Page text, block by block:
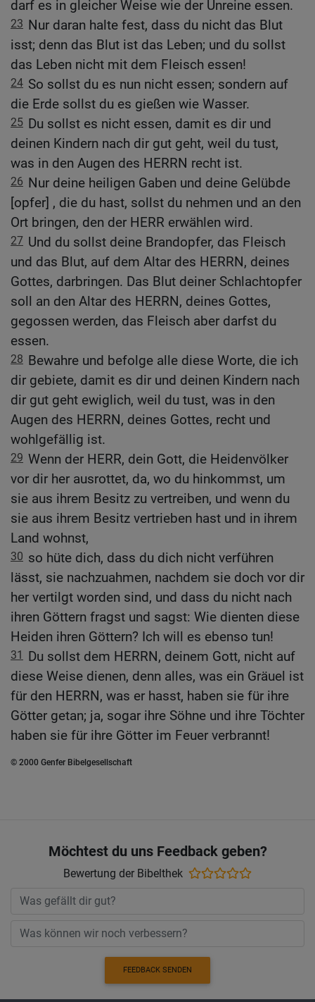
darf es in gleicher Weise wie der Unreine essen.
23 Nur daran halte fest, dass du nicht das Blut
isst; denn das Blut ist das Leben; und du sollst
das Leben nicht mit dem Fleisch essen!
24 So sollst du es nun nicht essen; sondern auf
die Erde sollst du es gießen wie Wasser.
25 Du sollst es nicht essen, damit es dir und
deinen Kindern nach dir gut geht, weil du tust,
was in den Augen des HERRN recht ist.
26 Nur deine heiligen Gaben und deine Gelübde
[opfer] , die du hast, sollst du nehmen und an den
Ort bringen, den der HERR erwählen wird.
27 Und du sollst deine Brandopfer, das Fleisch
und das Blut, auf dem Altar des HERRN, deines
Gottes, darbringen. Das Blut deiner Schlachtopfer
soll an den Altar des HERRN, deines Gottes,
gegossen werden, das Fleisch aber darfst du
essen.
28 Bewahre und befolge alle diese Worte, die ich
dir gebiete, damit es dir und deinen Kindern nach
dir gut geht ewiglich, weil du tust, was in den
Augen des HERRN, deines Gottes, recht und
wohlgefällig ist.
29 Wenn der HERR, dein Gott, die Heidenvölker
vor dir her ausrottet, da, wo du hinkommst, um
sie aus ihrem Besitz zu vertreiben, und wenn du
sie aus ihrem Besitz vertrieben hast und in ihrem
Land wohnst,
30 so hüte dich, dass du dich nicht verführen
lässt, sie nachzuahmen, nachdem sie doch vor dir
her vertilgt worden sind, und dass du nicht nach
ihren Göttern fragst und sagst: Wie dienten diese
Heiden ihren Göttern? Ich will es ebenso tun!
31
Du sollst dem HERRN, deinem Gott, nicht auf
diese Weise dienen, denn alles, was ein Gräuel ist
für den HERRN, was er hasst, haben sie für ihre
Götter getan; ja, sogar ihre Söhne und ihre Töchter
haben sie für ihre Götter im Feuer verbrannt!
© 2000 Genfer Bibelgesellschaft
Möchtest du uns Feedback geben?
Bewertung der Bibelthek
FEEDBACK SENDEN